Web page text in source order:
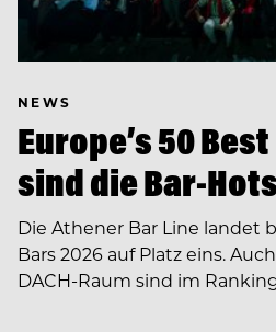
NEWS
Europe’s 50
sind die Bar-
Die Athener Bar Line landet
Bars 2026 auf Platz eins.
DACH-Raum sind im